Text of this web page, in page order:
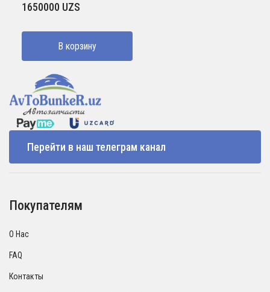
1650000 UZS
В корзину
Перейти в наш телеграм канал
Покупателям
О Нас
FAQ
Контакты